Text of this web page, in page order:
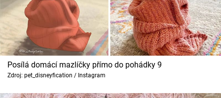
Posílá domácí mazlíčky přímo do pohádky 9
Zdroj: pet_disneyfication / Instagram